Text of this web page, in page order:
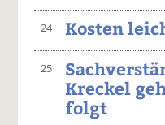
24 Kosten
25
Kreckel
folgt